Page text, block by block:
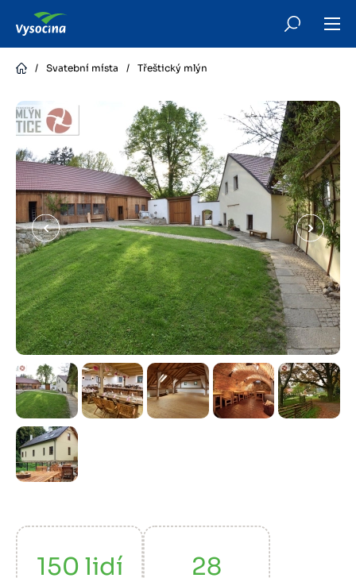
content/ Svatební místa / Třeštický mlýn
Předchozí Další
150 lidí 28